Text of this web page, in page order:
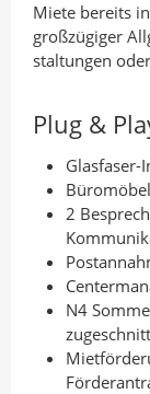
Miete bereits
großzügiger
staltungen
Plug &
Glasfaser-
Büromöbel
2
N4